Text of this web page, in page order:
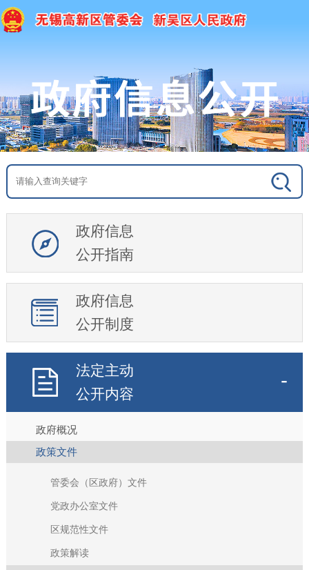
政府信息
公开指南
政府信息
公开制度
法定主动
公开内容
政府概况
政策文件
管委会（区政府）文件
党政办公室文件
区规范性文件
政策解读